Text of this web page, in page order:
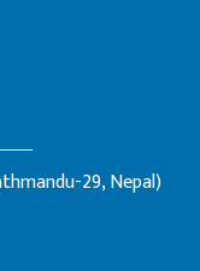
29, Nepal)